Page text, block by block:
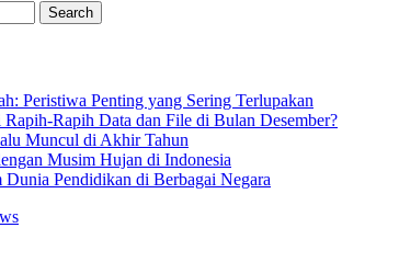
Peristiwa Penting yang Sering Terlupakan
Rapih Data dan File di Bulan Desember?
Muncul di Akhir Tahun
Musim Hujan di Indonesia
Dunia Pendidikan di Berbagai Negara